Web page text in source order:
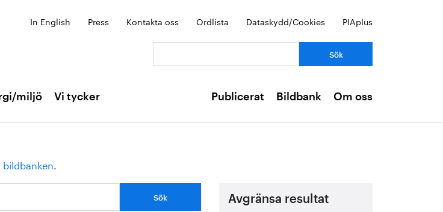
In English Press Kontakta oss Ordlista Dataskydd/Cookies PIAplus
miljö Vi tycker Publicerat Bildbank Om oss
bildbanken.
Avgränsa resultat